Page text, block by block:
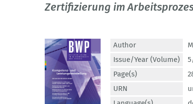
Zertifizierung im
Author
Issue/Year (Volume)
Page(s)
URN